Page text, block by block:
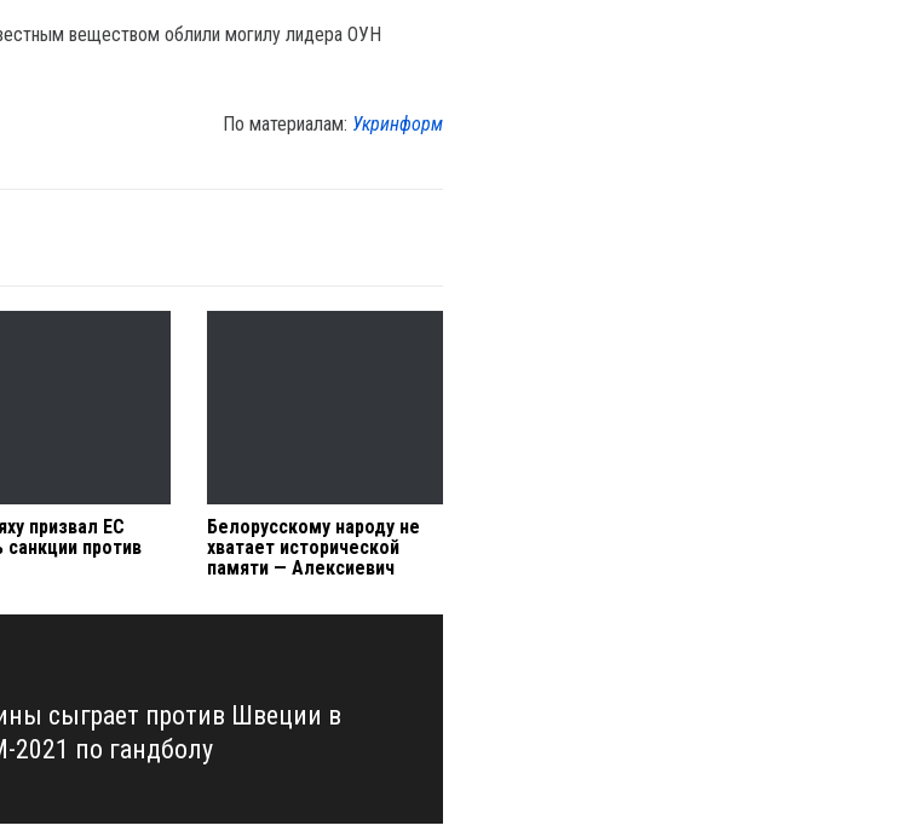
веществом облили могилу лидера ОУН
По материалам: Укринформ
призвал ЕС
санкции против
Белорусскому народу не
хватает исторической
памяти — Алексиевич
сыграет против Швеции в
2021 по гандболу